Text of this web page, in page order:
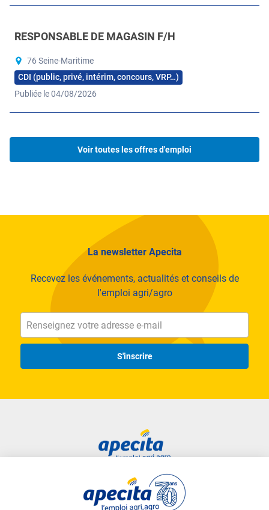
Ouvrir l'image dans la galerie complète
Ouvrir l'image dans la galerie complète
Nos expertises
Productions végétales
RESPONSABLE DE MAGASIN F/H
76 Seine-Maritime
CDI (public, privé, intérim, concours, VRP…)
Publiée le 04/08/2026
Voir toutes les offres d'emploi
La newsletter Apecita
Recevez les événements, actualités et conseils de
l'emploi agri/agro
S'inscrire